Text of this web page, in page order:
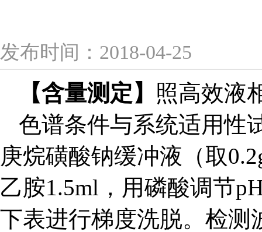
发布时间：2018-04-25
【含量测定】 照高效液
色谱条件与系统适用性
庚烷磺酸钠缓冲液（取
乙胺1.5ml，用磷酸调节
下表进行梯度洗脱。检测